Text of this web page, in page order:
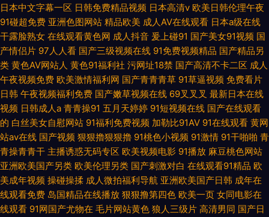
日本中文字幕一区 日韩免费精品视频 日本高清v 欧美日韩伦理午夜
91碰超免费 亚洲色图网站 精品欧美 成人AV在线观看 日本a级在线
干露脸熟女 在线观看黄色网 成人抖音 爰上碰91 国产美女91视频 国
产情侣片 97人人看 国产三级视频在线 91免费视频精品 国产精品另
类 黄色AV网站人 黄色91福利社 污网址18禁 国产高清不卡二区 成人
午夜视频免费 欧美激情福利网 国产青青青草 91草逼视频 免费看片
日韩 午夜视频福利免费 国产嫩草视频在线 69叉叉叉 最新日本在线
视频 日韩成人a 青青操91 五月天婷婷 91短视频在线 国产在线观看
的 白丝美女自慰网站 91福利免费视频 加勒比91AV 91在线观看 黄网
站av在线 国产视频 狠狠擼狠狠擼 91桃色小视频 91激情 91干啪啪 青
青操青青干 主播诱惑无码专区 欧美视频电影 91播放 麻豆桃色网站
亚洲欧美国产另类 欧美伦理另类 国产刺激对白 在线观看91精品 欧
美成年视频 操碰操揉 成人微拍福利导航 亚洲欧美国产日韩 成年在
线观看免费 岛国精品在线播放 狠狠撸第四色 欧美一页 女同电影在
线观看 91网国产尤物在 毛片网站黄色 狼人三级片 高清男同 国产日